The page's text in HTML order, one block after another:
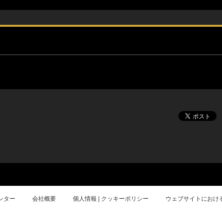
ター 会社概要 個人情報 | クッキーポリシー ウェブサイトにおけ